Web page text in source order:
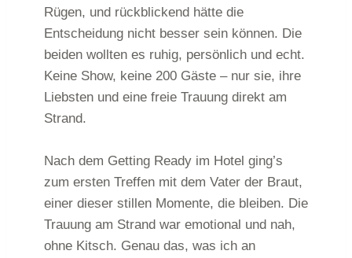
Rügen, und rückblickend hätte die
Entscheidung nicht besser sein können. Die
beiden wollten es ruhig, persönlich und echt.
Keine Show, keine 200 Gäste – nur sie, ihre
Liebsten und eine freie Trauung direkt am
Strand.
Nach dem Getting Ready im Hotel ging’s
zum ersten Treffen mit dem Vater der Braut,
einer dieser stillen Momente, die bleiben. Die
Trauung am Strand war emotional und nah,
ohne Kitsch. Genau das, was ich an